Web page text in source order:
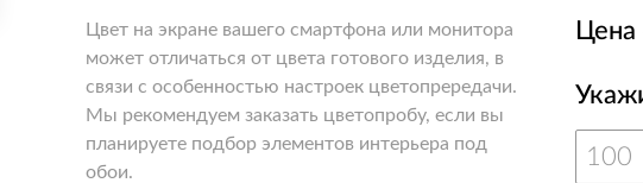
Цвет на экране вашего смартфона или монитора
может отличаться от цвета готового изделия, в
связи с особенностью настроек цветопрередачи.
Мы рекомендуем заказать цветопробу, если вы
планируете подбор элементов интерьера под
обои.
Цена